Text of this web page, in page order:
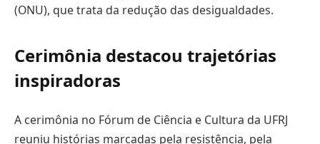
(ONU), que trata da redução das desigualdades.
Cerimônia destacou trajetórias
inspiradoras
A cerimônia no Fórum de Ciência e Cultura da UFRJ
reuniu histórias marcadas pela resistência, pela